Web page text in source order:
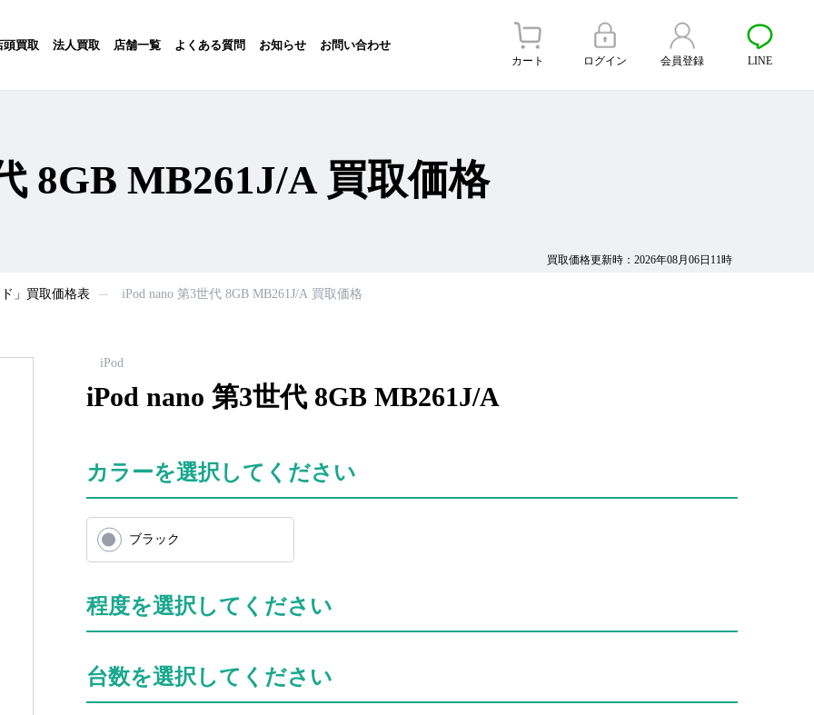
頭買取 法人買取 店舗一覧 よくある質問 お知らせ お問い合わせ
カート ログイン 会員登録 LINE
買取価格更新時：2026年08月06日11時
8GB MB261J/A 買取価格
」買取価格表 iPod nano 第3世代 8GB MB261J/A 買取価格
iPod
iPod nano 第3世代 8GB MB261J/A
カラーを選択してください
ブラック
程度を選択してください
台数を選択してください